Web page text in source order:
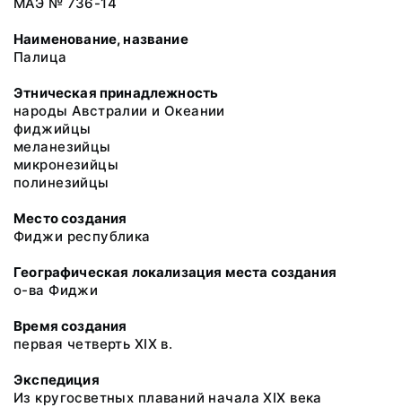
Наименование, название
Палица
Этническая принадлежность
народы Австралии и Океании
фиджийцы
меланезийцы
микронезийцы
полинезийцы
Место создания
Фиджи республика
Географическая локализация места создания
о-ва Фиджи
Время создания
первая четверть XIX в.
Экспедиция
Из кругосветных плаваний начала XIX века